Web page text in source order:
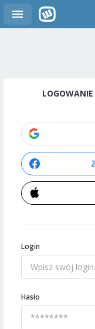
LOGOWANIE
Login
Hasło